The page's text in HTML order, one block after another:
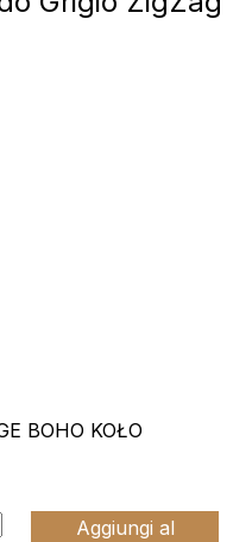
Aggiungi al
BOHO KOŁO